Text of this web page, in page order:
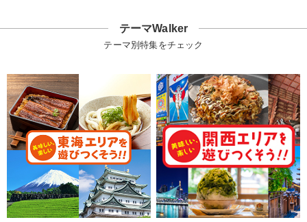
テーマWalker
テーマ別特集をチェック